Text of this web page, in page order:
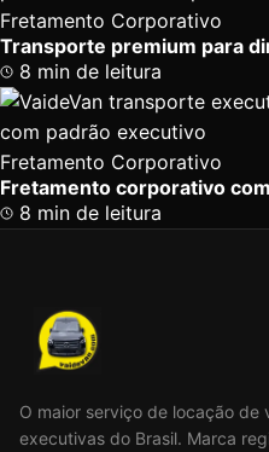
Fretamento Corporativo
Transporte premium para
8 min de leitura
Fretamento Corporativo
Fretamento corporativo
8 min de leitura
O maior serviço de locação de
executivas do Brasil. Marca